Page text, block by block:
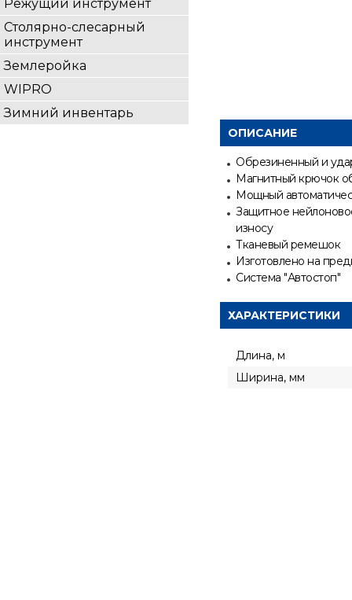
Режущий инструмент
Столярно-слесарный
инструмент
Землеройка
WIPRO
Зимний инвентарь
ОПИСАНИЕ
Обрезиненный и
Магнитный крючок
Мощный
Защитное
износу
Тканевый ремешок
Изготовлено на
Cистема "Автостоп"
ХАРАКТЕРИСТИКИ
Длина, м
Ширина, мм